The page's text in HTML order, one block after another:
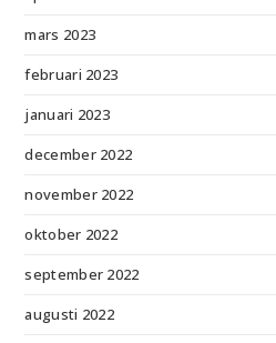
mars 2023
februari 2023
januari 2023
december 2022
november 2022
oktober 2022
september 2022
augusti 2022